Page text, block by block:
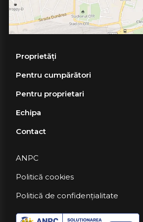
Proprietăți
Pentru cumpărători
Pentru proprietari
Echipa
Contact
ANPC
Politică cookies
Politică de confidențialitate